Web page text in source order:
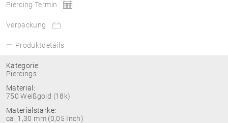
Piercing Termin
Verpackung
Produktdetails
Kategorie:
Piercings
Material:
750 Weißgold (18k)
Materialstärke:
ca. 1,30 mm (0,05 Inch)